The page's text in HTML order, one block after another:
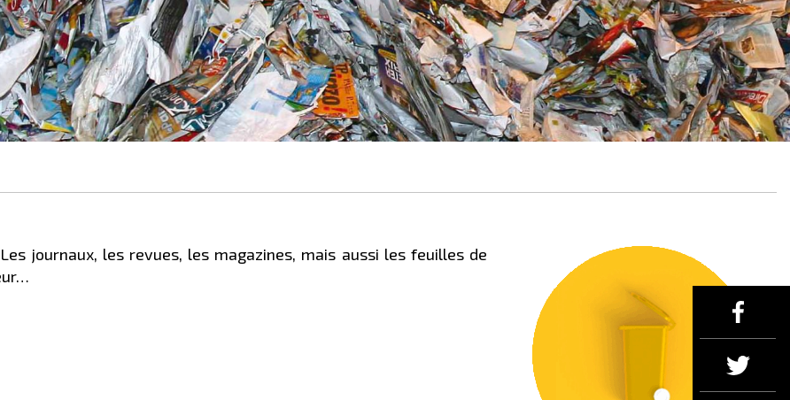
journaux, les revues, les magazines, mais aussi les feuilles de